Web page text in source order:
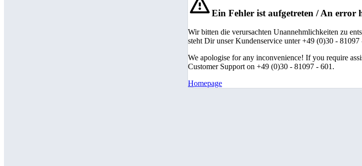
Ein Fehler ist aufgetreten / An error
Wir bitten die verursachten Unannehmlichkeiten zu
steht Dir unser Kundenservice unter +49 (0)30 -
We apologise for any inconvenience! If you require
Customer Support on +49 (0)30 - 81097 - 601.
Homepage